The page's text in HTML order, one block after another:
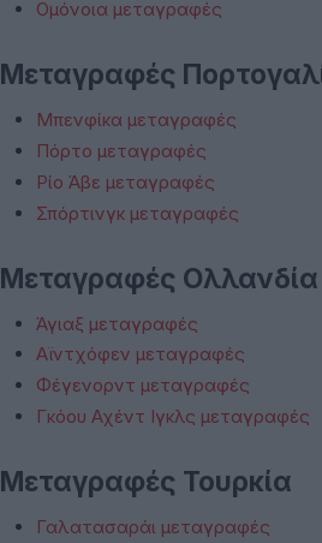
Ομόνοια μεταγραφές
Μεταγραφές
Μπενφίκα μεταγραφές
Πόρτο μεταγραφές
Ρίο Άβε μεταγραφές
Σπόρτινγκ μεταγραφές
Μεταγραφές Ολλανδία
Άγιαξ μεταγραφές
Αϊντχόφεν μεταγραφές
Φέγενορντ μεταγραφές
Γκόου Αχέντ Ιγκλς μεταγραφές
Μεταγραφές Τουρκία
Γαλατασαράι μεταγραφές